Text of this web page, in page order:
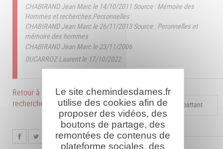
CHABIRAND Jean Marc le 14/10/2011 Source : Mémoire des
Hommes et recherches Personnelles
CHABIRAND Jean Marc le 26/11/2013Source : Peronnelles et
mémoire des hommes
CHABIRAND Jean Marc le 23/11/2006
DUCARROZ Laurent le 17/10/2022
Compléter la fiche pour ce combattant
Retour à la
recherche
Le site chemindesdames.fr
utilise des cookies afin de
proposer des vidéos, des
boutons de partage, des
remontées de contenus de
plateforme sociales, des